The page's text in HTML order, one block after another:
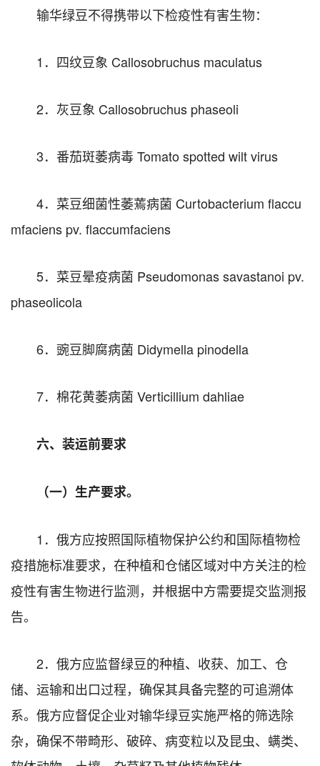
输华绿豆不得携带以下检疫性有害生物：
1．四纹豆象 Callosobruchus maculatus
2．灰豆象 Callosobruchus phaseoli
3．番茄斑萎病毒 Tomato spotted wilt virus
4．菜豆细菌性萎蔫病菌 Curtobacterium flaccu
mfaciens pv. flaccumfaciens
5．菜豆晕疫病菌 Pseudomonas savastanoi pv.
phaseolicola
6．豌豆脚腐病菌 Didymella pinodella
7．棉花黄萎病菌 Verticillium dahliae
六、装运前要求
（一）生产要求。
1．俄方应按照国际植物保护公约和国际植物检
疫措施标准要求，在种植和仓储区域对中方关注的检
疫性有害生物进行监测，并根据中方需要提交监测报
告。
2．俄方应监督绿豆的种植、收获、加工、仓
储、运输和出口过程，确保其具备完整的可追溯体
系。俄方应督促企业对输华绿豆实施严格的筛选除
杂，确保不带畸形、破碎、病变粒以及昆虫、螨类、